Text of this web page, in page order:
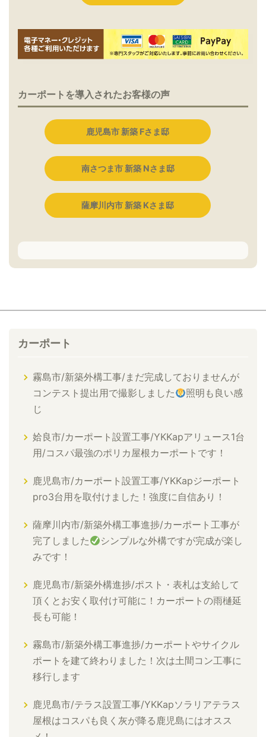
カーポートを導入されたお客様の声
鹿児島市 新築 Fさま邸
南さつま市 新築 Nさま邸
薩摩川内市 新築 Kさま邸
カーポート
霧島市/新築外構工事/まだ完成しておりませんが
コンテスト提出用で撮影しました
照明も良い感
じ
姶良市/カーポート設置工事/YKKapアリュース1台
用/コスパ最強のポリカ屋根カーポートです！
鹿児島市/カーポート設置工事/YKKapジーポート
pro3台用を取付けました！強度に自信あり！
薩摩川内市/新築外構工事進捗/カーポート工事が
完了しました
シンプルな外構ですが完成が楽し
みです！
鹿児島市/新築外構進捗/ポスト・表札は支給して
頂くとお安く取付け可能に！カーポートの雨樋延
長も可能！
霧島市/新築外構工事進捗/カーポートやサイクル
ポートを建て終わりました！次は土間コン工事に
移行します
鹿児島市/テラス設置工事/YKKapソラリアテラス
屋根はコスパも良く灰が降る鹿児島にはオスス